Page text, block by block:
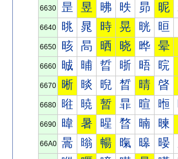
6630 昰 昱 昲 昳 昴 昵
6640 晀 晁 時 晃 晄 晅
6650 晐 晑 晒 晓 晔 晕
6660 晠 晡 晢 晣 晤 晥
6670 晰 晱 晲 晳 晴 晵
6680 暀 暁 暂 暃 暄 暅
6690 暐 暑 暒 暓 暔 暕
66A0 暠 暡 暢 暣 暤 暥